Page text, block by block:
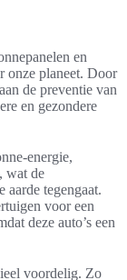
en
onze planeet. Door
de preventie van
en gezondere
energie,
wat de
tegengaat.
voor een
deze auto’s een
voordelig. Zo